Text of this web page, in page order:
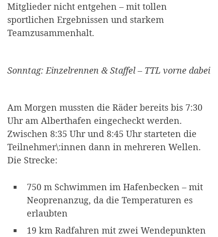
Mitglieder nicht entgehen – mit tollen
sportlichen Ergebnissen und starkem
Teamzusammenhalt.
Sonntag: Einzelrennen & Staffel – TTL vorne dabei
Am Morgen mussten die Räder bereits bis 7:30
Uhr am Alberthafen eingecheckt werden.
Zwischen 8:35 Uhr und 8:45 Uhr starteten die
Teilnehmer\:innen dann in mehreren Wellen.
Die Strecke:
750 m Schwimmen im Hafenbecken – mit
Neoprenanzug, da die Temperaturen es
erlaubten
19 km Radfahren mit zwei Wendepunkten